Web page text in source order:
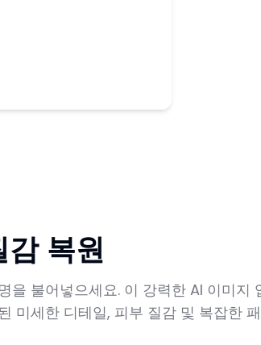
복원
을 불어넣으세요. 이 강력한 AI 이미지
미세한 디테일, 피부 질감 및 복잡한